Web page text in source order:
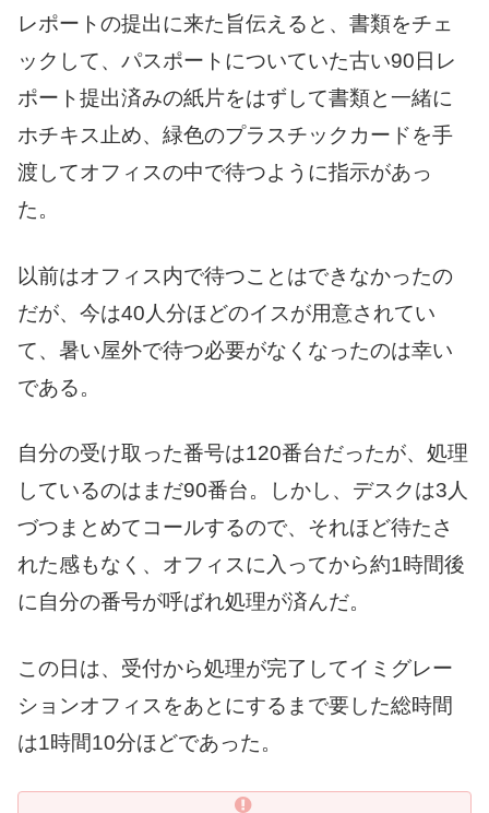
レポートの提出に来た旨伝えると、書類をチェ
ックして、パスポートについていた古い90日レ
ポート提出済みの紙片をはずして書類と一緒に
ホチキス止め、緑色のプラスチックカードを手
渡してオフィスの中で待つように指示があっ
た。
以前はオフィス内で待つことはできなかったの
だが、今は40人分ほどのイスが用意されてい
て、暑い屋外で待つ必要がなくなったのは幸い
である。
自分の受け取った番号は120番台だったが、処理
しているのはまだ90番台。しかし、デスクは3人
づつまとめてコールするので、それほど待たさ
れた感もなく、オフィスに入ってから約1時間後
に自分の番号が呼ばれ処理が済んだ。
この日は、受付から処理が完了してイミグレー
ションオフィスをあとにするまで要した総時間
は1時間10分ほどであった。